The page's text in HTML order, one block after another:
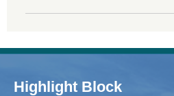
Highlight Block